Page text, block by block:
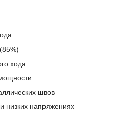
хода
швов
низких напряжениях